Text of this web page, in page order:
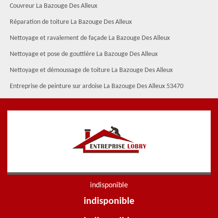
Couvreur La Bazouge Des Alleux
Réparation de toiture La Bazouge Des Alleux
Nettoyage et ravalement de façade La Bazouge Des Alleux
Nettoyage et pose de gouttière La Bazouge Des Alleux
Nettoyage et démoussage de toiture La Bazouge Des Alleux
Entreprise de peinture sur ardoise La Bazouge Des Alleux 53470
indisponible
indisponible